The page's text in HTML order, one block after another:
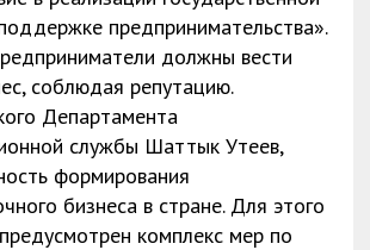
предпринимательства».
должны вести
соблюдая репутацию.
Департамента
службы Шаттык Утеев,
формирования
бизнеса в стране. Для этого
комплекс мер по